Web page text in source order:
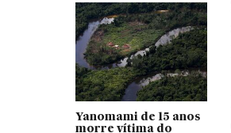
Yanomami de 15 anos
morre vítima do